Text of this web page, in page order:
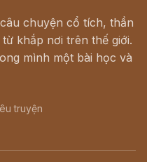
chuyện cổ tích, thần
khắp nơi trên thế giới.
mình một bài học và
truyện